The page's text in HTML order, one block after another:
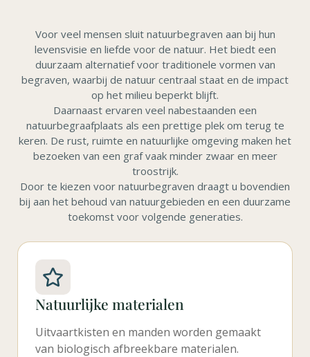
Voor veel mensen sluit natuurbegraven aan bij hun
levensvisie en liefde voor de natuur. Het biedt een
duurzaam alternatief voor traditionele vormen van
begraven, waarbij de natuur centraal staat en de impact
op het milieu beperkt blijft.
Daarnaast ervaren veel nabestaanden een
natuurbegraafplaats als een prettige plek om terug te
keren. De rust, ruimte en natuurlijke omgeving maken het
bezoeken van een graf vaak minder zwaar en meer
troostrijk.
Door te kiezen voor natuurbegraven draagt u bovendien
bij aan het behoud van natuurgebieden en een duurzame
toekomst voor volgende generaties.
Natuurlijke materialen
Uitvaartkisten en manden worden gemaakt
van biologisch afbreekbare materialen.